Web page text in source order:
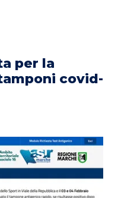
per la
covid-